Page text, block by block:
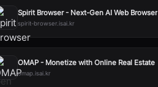
Spirit Browser - Next-Gen AI Web Browser
spirit-browser.isai.kr
OMAP - Monetize with Online Real Estate
omap.isai.kr